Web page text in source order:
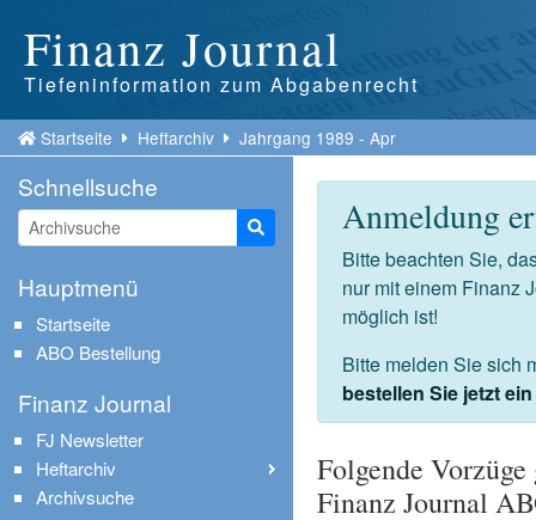
Finanz Journal
Tiefeninformation zum Abgabenrecht
Startseite Heftarchiv Jahrgang 1989 - Apr
Anmeldung
Bitte beachten Sie,
nur mit einem Finanz
möglich ist!
Bitte melden Sie sich
bestellen Sie jetzt
Folgende
Finanz Journal
Schnellsuche
Suche starten
Hauptmenü
Startseite
ABO Bestellung
Finanz Journal
FJ Newsletter
Heftarchiv
Archivsuche